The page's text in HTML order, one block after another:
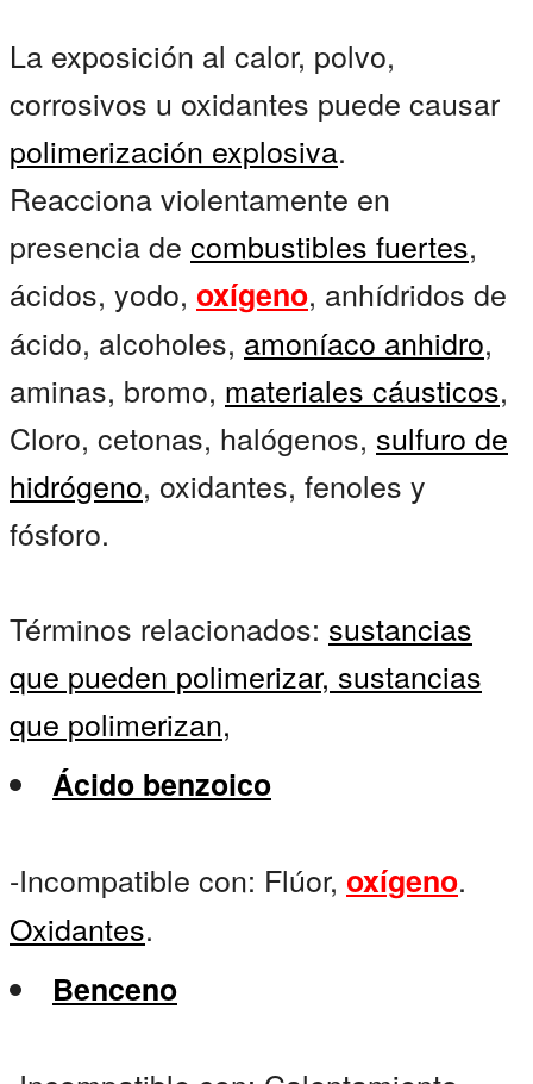
La exposición al calor, polvo,
corrosivos u oxidantes puede causar
polimerización explosiva.
Reacciona violentamente en
presencia de combustibles fuertes,
ácidos, yodo, oxígeno, anhídridos de
ácido, alcoholes, amoníaco anhidro,
aminas, bromo, materiales cáusticos,
Cloro, cetonas, halógenos, sulfuro de
hidrógeno, oxidantes, fenoles y
fósforo.
Términos relacionados: sustancias
que pueden polimerizar, sustancias
que polimerizan,
Ácido benzoico
-Incompatible con: Flúor, oxígeno.
Oxidantes.
Benceno